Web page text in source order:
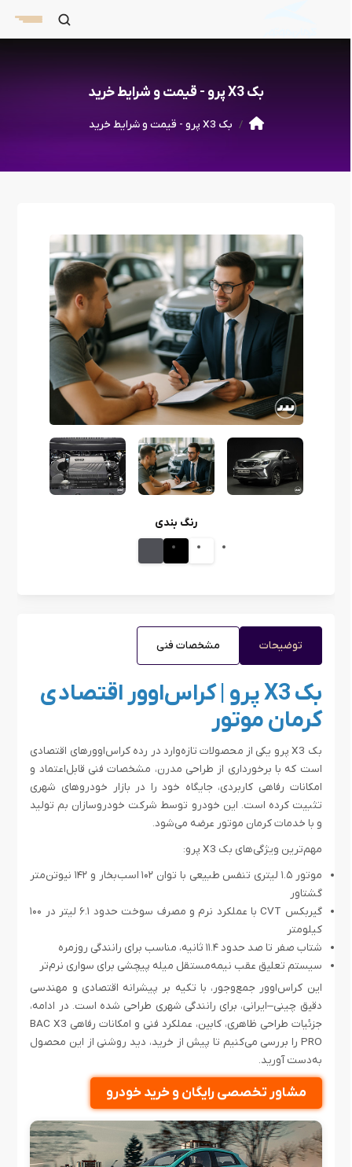
بک X3 پرو - قیمت و شرایط خرید
بک X3 پرو - قیمت و شرایط خرید
رنگ بندی
توضیحات مشخصات فنی
بک X3 پرو | کراس‌اوور اقتصادی
کرمان موتور
بک X3 پرو یکی از محصولات تازه‌وارد در رده‌ کراس‌اوورهای اقتصادی
است که با برخورداری از طراحی مدرن، مشخصات فنی قابل‌اعتماد و
امکانات رفاهی کاربردی، جایگاه خود را در بازار خودروهای شهری
تثبیت کرده است. این خودرو توسط شرکت خودروسازان بم تولید
و با خدمات کرمان موتور عرضه می‌شود.
مهم‌ترین ویژگی‌های بک X3 پرو:
موتور ۱.۵ لیتری تنفس طبیعی با توان ۱۰۲ اسب‌بخار و ۱۴۲ نیوتن‌متر
گشتاور
گیربکس CVT با عملکرد نرم و مصرف سوخت حدود ۶.۱ لیتر در ۱۰۰
کیلومتر
شتاب صفر تا صد حدود ۱۱.۴ ثانیه، مناسب برای رانندگی روزمره
سیستم تعلیق عقب نیمه‌مستقل میله پیچشی برای سواری نرم‌تر
این کراس‌اوور جمع‌وجور، با تکیه بر پیشرانه اقتصادی و مهندسی
دقیق چینی–ایرانی، برای رانندگی شهری طراحی شده است. در ادامه،
جزئیات طراحی ظاهری، کابین، عملکرد فنی و امکانات رفاهی BAC X3
PRO را بررسی می‌کنیم تا پیش از خرید، دید روشنی از این محصول
به‌دست آورید.
مشاور تخصصی رایگان و خرید خودرو